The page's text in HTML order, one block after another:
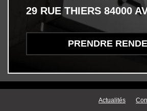
29 RUE THIERS 84000
PRENDRE
Menu secondaire
Actualités